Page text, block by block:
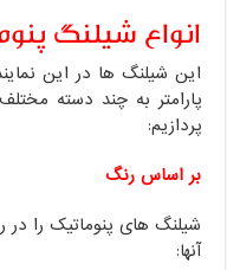
انواع شیلنگ
این شیلنگ ها در این
پارامتر به چند دسته
پردازیم:
بر اساس رنگ
شیلنگ های پنوماتیک را
آنها: